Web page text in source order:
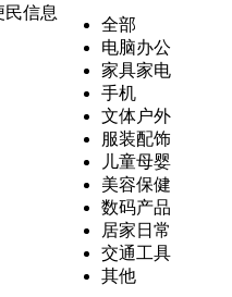
民信息
全部
电脑办公
家具家电
手机
文体户外
服装配饰
儿童母婴
美容保健
数码产品
居家日常
交通工具
其他